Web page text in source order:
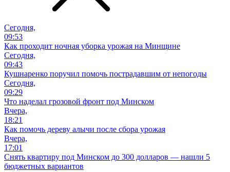
Сегодня,
09:53
Как проходит ночная уборка урожая на Минщине
Сегодня,
09:43
Кушнаренко поручил помочь пострадавшим от непогоды
Сегодня,
09:29
Что наделал грозовой фронт под Минском
Вчера,
18:21
Как помочь дереву алычи после сбора урожая
Вчера,
17:01
Снять квартиру под Минском до 300 долларов — нашли 5
бюджетных вариантов